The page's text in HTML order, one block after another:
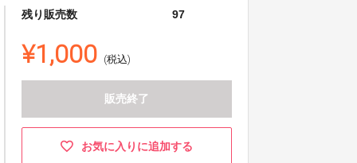
残り販売数 97
¥1,000 (税込)
販売終了
お気に入りに追加する